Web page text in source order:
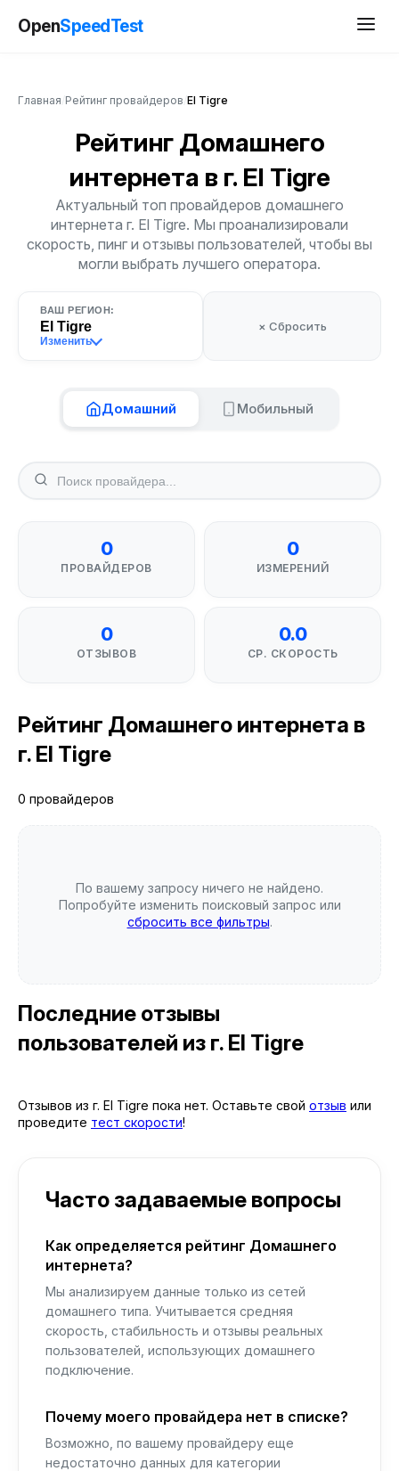
OpenSpeedTest
Главная Рейтинг провайдеров El Tigre
Рейтинг Домашнего
интернета в г. El Tigre
Актуальный топ провайдеров домашнего
интернета г. El Tigre. Мы проанализировали
скорость, пинг и отзывы пользователей, чтобы вы
могли выбрать лучшего оператора.
ВАШ РЕГИОН:
El Tigre
Изменить
× Сбросить
Домашний Мобильный
0
ПРОВАЙДЕРОВ
0
ИЗМЕРЕНИЙ
0
ОТЗЫВОВ
0.0
СР. СКОРОСТЬ
Рейтинг Домашнего интернета в
г. El Tigre
0 провайдеров
По вашему запросу ничего не найдено.
Попробуйте изменить поисковый запрос или
сбросить все фильтры.
Последние отзывы
пользователей из г. El Tigre
Отзывов из г. El Tigre пока нет. Оставьте свой отзыв или
проведите тест скорости!
Часто задаваемые вопросы
Как определяется рейтинг Домашнего
интернета?
Мы анализируем данные только из сетей
домашнего типа. Учитывается средняя
скорость, стабильность и отзывы реальных
пользователей, использующих домашнего
подключение.
Почему моего провайдера нет в списке?
Возможно, по вашему провайдеру еще
недостаточно данных для категории